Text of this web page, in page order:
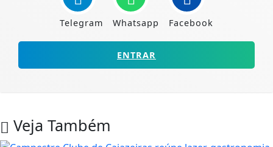
Telegram Whatsapp Facebook
ENTRAR
Veja Também